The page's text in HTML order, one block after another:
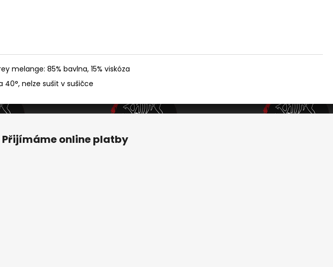
melange: 85% bavlna, 15% viskóza
nelze sušit v sušičce
Přijímáme online platby